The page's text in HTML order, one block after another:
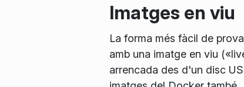
Imatges en viu
La forma més fàcil de
amb una imatge en viu
arrencada des d'un disc